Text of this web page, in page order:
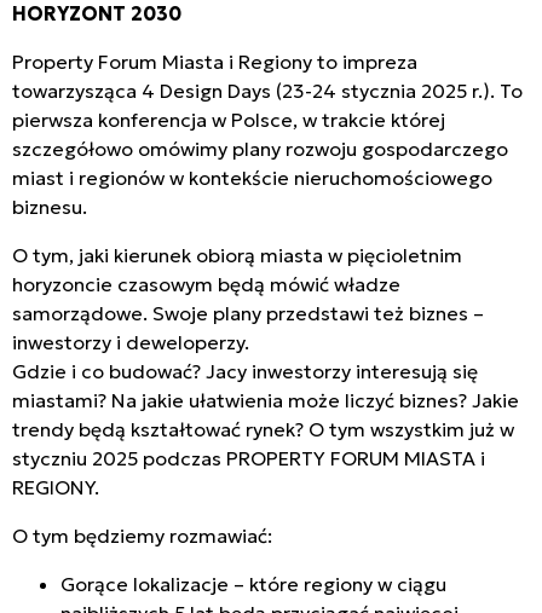
HORYZONT 2030
Property Forum Miasta i Regiony to impreza
towarzysząca 4 Design Days (23-24 stycznia 2025 r.). To
pierwsza konferencja w Polsce, w trakcie której
szczegółowo omówimy plany rozwoju gospodarczego
miast i regionów w kontekście nieruchomościowego
biznesu.
O tym, jaki kierunek obiorą miasta w pięcioletnim
horyzoncie czasowym będą mówić władze
samorządowe. Swoje plany przedstawi też biznes –
inwestorzy i deweloperzy.
Gdzie i co budować? Jacy inwestorzy interesują się
miastami? Na jakie ułatwienia może liczyć biznes? Jakie
trendy będą kształtować rynek? O tym wszystkim już w
styczniu 2025 podczas PROPERTY FORUM MIASTA i
REGIONY.
O tym będziemy rozmawiać:
Gorące lokalizacje – które regiony w ciągu